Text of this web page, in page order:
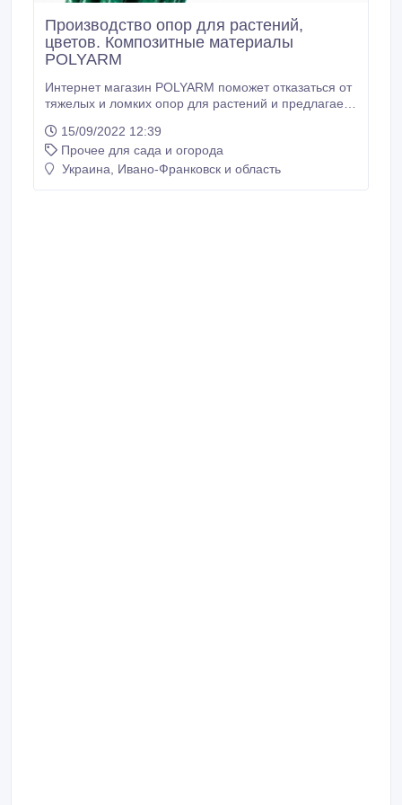
Производство опор для растений,
цветов. Композитные материалы
POLYARM
Интернет магазин POLYARM поможет отказаться от
тяжелых и ломких опор для растений и предлагает
композитных материалов. Производим Опоры и
колышки для растений из композитных материалов
Polyarm. Цены от производителя с доставкой в
15/09/2022 12:39
Прочее для сада и огорода
Украина, Ивано-Франковск и область